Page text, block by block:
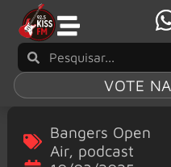
VOTE
Bangers Open
Air, podcast